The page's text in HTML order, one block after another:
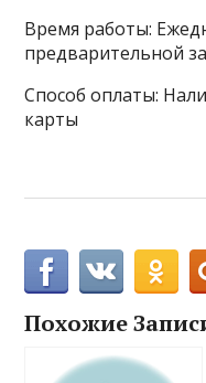
Время работы:
предварительной
Способ оплаты:
карты
Похожие